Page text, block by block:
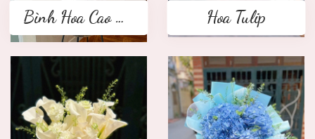
Bình Hoa Cao Cấp Hoa Tulip